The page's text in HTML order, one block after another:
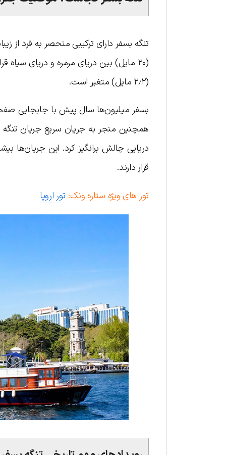
(۲٫۲ مایل) متغیر است.
بسفر میلیون‌ها سال پیش با جابجایی
همچنین منجر به جریان سریع جریان
دریایی چالش برانگیز کرد. این جریان‌ها
قرار دارند.
تور های ویژه ستاره ونک: تور اروپا